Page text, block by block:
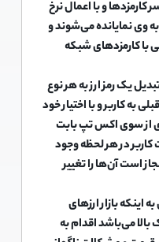
کارمزدها و با اعمال نرخ
وی نمایانده می‌شوند و
با کارمزدهای شبکه
یک رمز ارز به هر نوع
به کاربر و با اختیار خود
از سوی اکس تپ بابت
در هر لحظه وجود
است آن‌ها را تغییر
به اینکه بازار ارزهای
بالا می‌باشد اقدام به